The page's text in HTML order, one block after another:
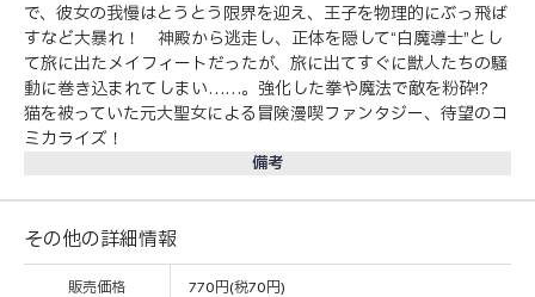
で、彼女の我慢はとうとう限界を迎え、王子を物理的にぶっ飛ば
すなど大暴れ！ 神殿から逃走し、正体を隠して“白魔導士”とし
て旅に出たメイフィートだったが、旅に出てすぐに獣人たちの騒
動に巻き込まれてしまい……。強化した拳や魔法で敵を粉砕!?
猫を被っていた元大聖女による冒険漫喫ファンタジー、待望のコ
ミカライズ！
備考
その他の詳細情報
販売価格 770円(税70円)